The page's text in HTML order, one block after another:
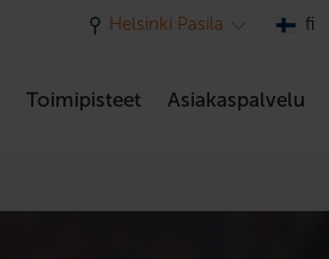
Toimipisteet Asiakaspalvelu
Helsinki Pasila fi